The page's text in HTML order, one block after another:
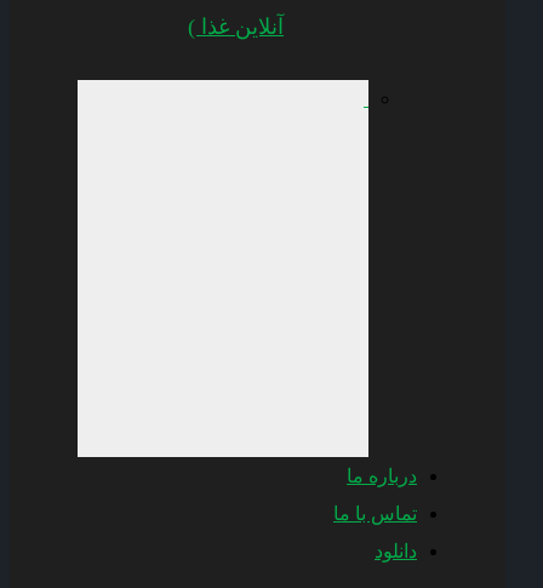
آنلاین غذا )
درباره ما
تماس با ما
دانلود